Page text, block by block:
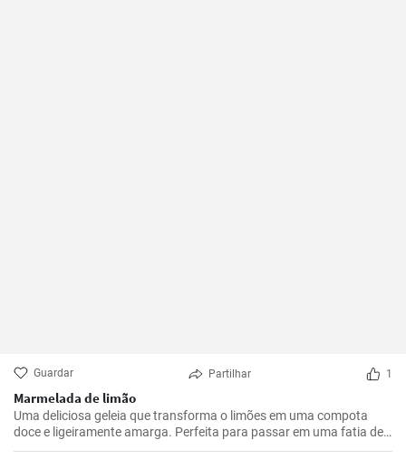
Guardar Partilhar 1
Marmelada de limão
Uma deliciosa geleia que transforma o limões em uma compota
doce e ligeiramente amarga. Perfeita para passar em uma fatia de
pão torrado ou usar como recheio para sobremesas.